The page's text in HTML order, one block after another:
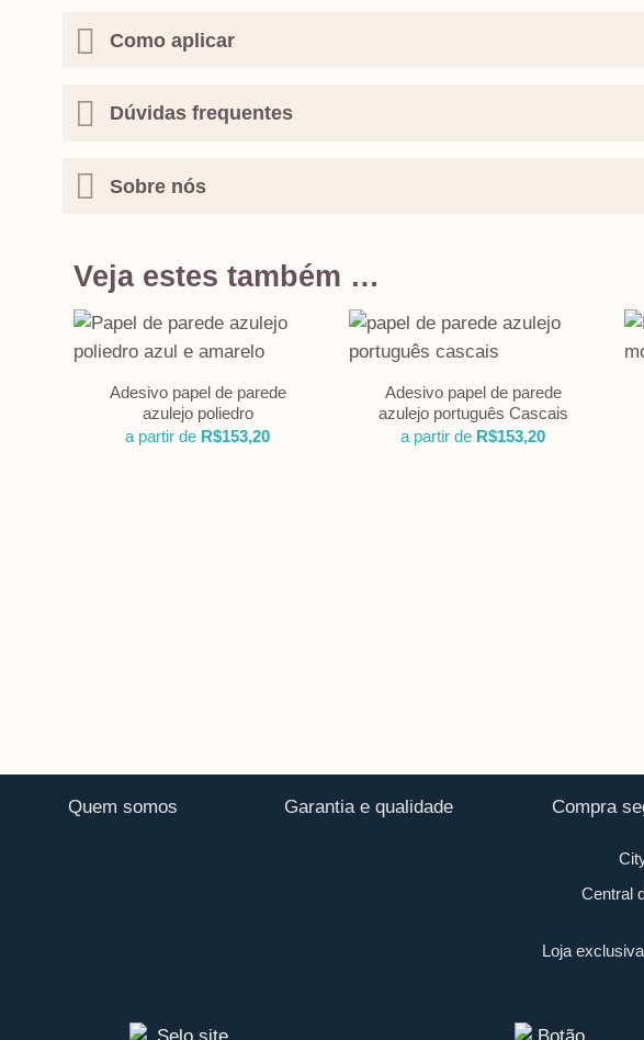
Como aplicar
Dúvidas frequentes
Sobre nós
Veja estes também …
Adesivo papel de parede
azulejo poliedro
a partir de R$153,20
Adesivo papel de parede
azulejo português Cascais
a partir de R$153,20
Quem somos Garantia e qualidade Compra
Central
Loja